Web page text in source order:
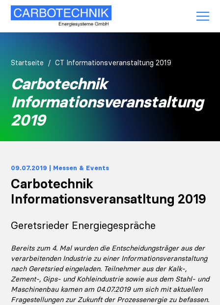
Startseite CT Informationsveranstaltung 2019
Carbotechnik
Informationsveranstaltung
2019
09.07.2019 | Messen & Events
Carbotechnik
Informationsveransatltung 2019
Geretsrieder Energiegespräche
Bereits zum 4. Mal wurden die Entscheidungsträger aus der
verarbeitenden Industrie zu einer Informationsveranstaltung
nach Geretsried eingeladen. Teilnehmer aus der Kalk-,
Zement-, Gips- und Kohleindustrie sowie aus dem Stahl- und
Maschinenbau kamen am 04.07.2019 um sich mit aktuellen
Fragestellungen zur Zukunft der Prozessenergie zu befassen.